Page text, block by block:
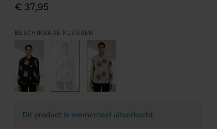
€ 37,95
BESCHIKBARE KLEUREN
Dit product is momenteel uitverkocht